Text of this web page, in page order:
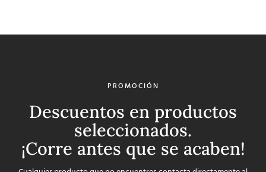
PROMOCIÓN
Descuentos en productos
seleccionados.
¡Corre antes que se acaben!